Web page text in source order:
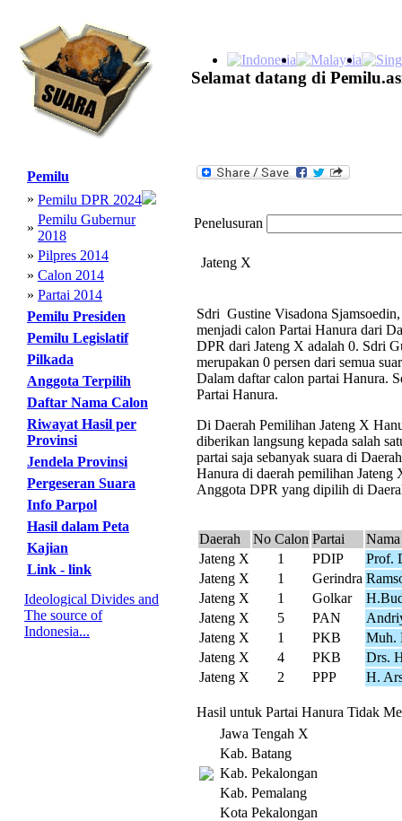
Selamat datang di
Pemilu
» Pemilu DPR 2024
»
Pemilu Gubernur
2018
» Pilpres 2014
» Calon 2014
» Partai 2014
Pemilu Presiden
Pemilu Legislatif
Pilkada
Anggota Terpilih
Daftar Nama Calon
Riwayat Hasil per
Provinsi
Jendela Provinsi
Pergeseran Suara
Info Parpol
Hasil dalam Peta
Kajian
Link - link
Ideological Divides and
The source of
Indonesia...
Penelusuran
Jateng X
Sdri Gustine Visadona
menjadi calon Partai Hanura dari
DPR dari Jateng X adalah 0. Sdri
merupakan 0 persen dari semua
Dalam daftar calon partai Hanura.
Partai Hanura.
Di Daerah Pemilihan Jateng X
diberikan langsung kepada salah
partai saja sebanyak suara di
Hanura di daerah pemilihan Jateng
Anggota DPR yang dipilih di
Daerah No Calon Partai
Jateng X
1 PDIP
Prof.
Jateng X
1 Gerindra
Jateng X
1 Golkar
Jateng X
5 PAN
Jateng X
1 PKB
Muh.
Jateng X
4 PKB
Drs.
Jateng X
2 PPP H.
Hasil untuk Partai Hanura Tidak
Jawa Tengah X
Kab. Batang
Kab. Pekalongan
Kab. Pemalang
Kota Pekalongan